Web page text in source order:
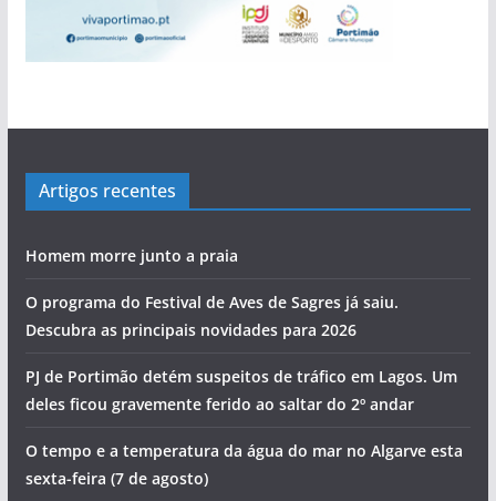
Artigos recentes
Homem morre junto a praia
O programa do Festival de Aves de Sagres já saiu.
Descubra as principais novidades para 2026
PJ de Portimão detém suspeitos de tráfico em Lagos. Um
deles ficou gravemente ferido ao saltar do 2º andar
O tempo e a temperatura da água do mar no Algarve esta
sexta-feira (7 de agosto)